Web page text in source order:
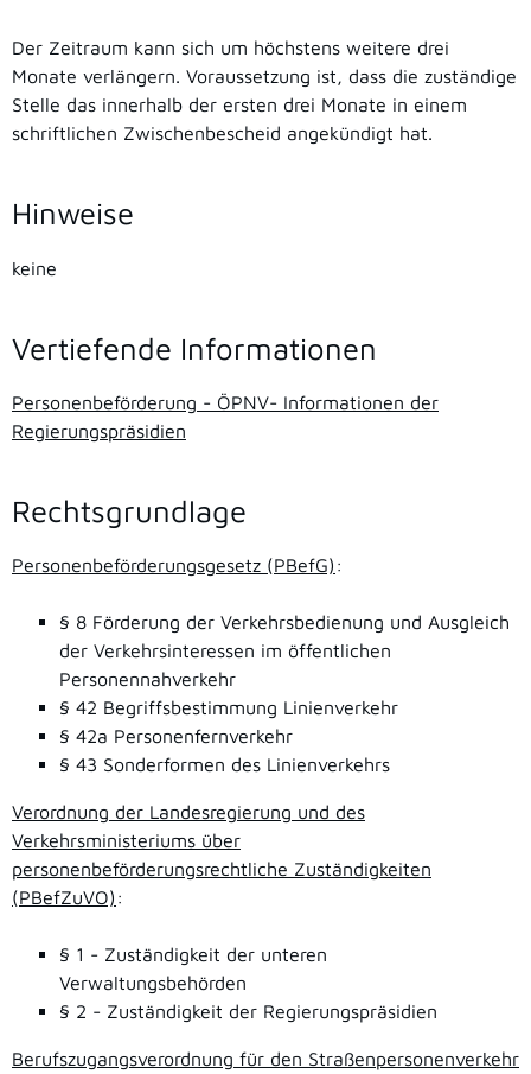
Der Zeitraum kann sich um höchstens weitere drei
Monate verlängern. Voraussetzung ist, dass die zuständige
Stelle das innerhalb der ersten drei Monate in einem
schriftlichen Zwischenbescheid angekündigt hat.
Hinweise
keine
Vertiefende Informationen
Personenbeförderung - ÖPNV- Informationen der
Regierungspräsidien
Rechtsgrundlage
Personenbeförderungsgesetz (PBefG) :
§ 8 Förderung der Verkehrsbedienung und Ausgleich
der Verkehrsinteressen im öffentlichen
Personennahverkehr
§ 42 Begriffsbestimmung Linienverkehr
§ 42a Personenfernverkehr
§ 43 Sonderformen des Linienverkehrs
Verordnung der Landesregierung und des
Verkehrsministeriums über
personenbeförderungsrechtliche Zuständigkeiten
(PBefZuVO) :
§ 1 - Zuständigkeit der unteren
Verwaltungsbehörden
§ 2 - Zuständigkeit der Regierungspräsidien
Berufszugangsverordnung für den Straßenpersonenverkehr